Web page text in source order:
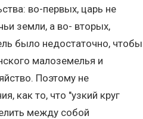
во-первых, царь не
земли, а во- вторых,
было недостаточно, чтобы
малоземелья и
Поэтому не
как то, что "узкий круг
между собой